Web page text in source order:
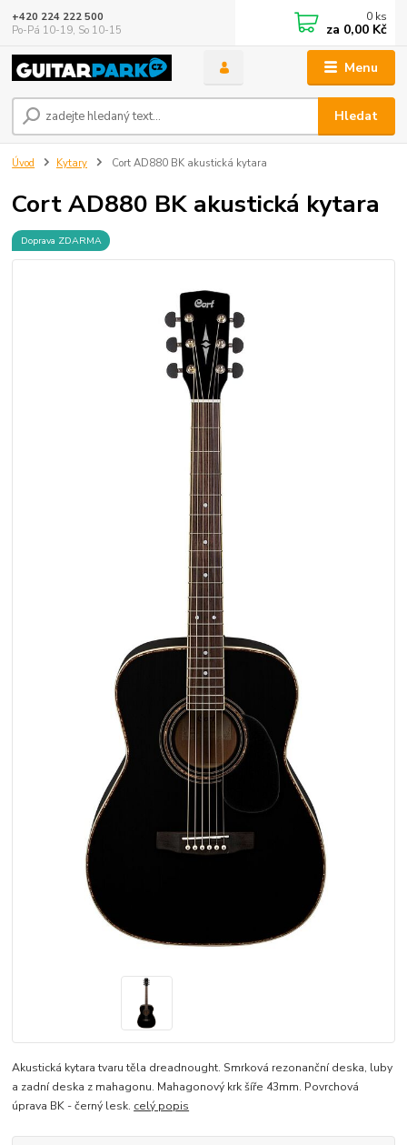
Menu
Hledat
+420 224 222 500
Po-Pá 10-19, So 10-15
0 ks
za 0,00 Kč
Úvod Kytary Cort AD880 BK akustická kytara
Cort AD880 BK akustická kytara
Doprava ZDARMA
Akustická kytara tvaru těla dreadnought. Smrková rezonanční deska, luby
a zadní deska z mahagonu. Mahagonový krk šíře 43mm. Povrchová
úprava BK - černý lesk. celý popis